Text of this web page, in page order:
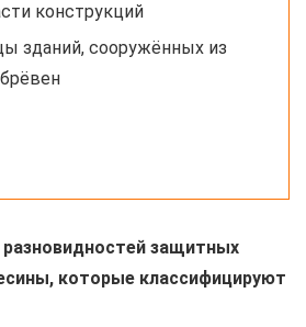
конструкций
зданий, сооружённых из
защитных
которые классифицируют